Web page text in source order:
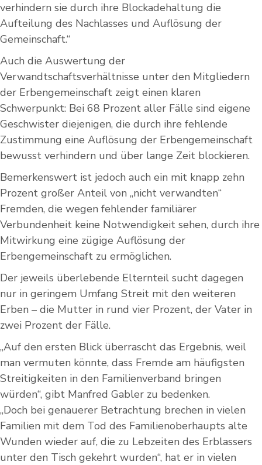
verhindern sie durch ihre Blockadehaltung die
Aufteilung des Nachlasses und Auflösung der
Gemeinschaft.“
Auch die Auswertung der
Verwandtschaftsverhältnisse unter den Mitgliedern
der Erbengemeinschaft zeigt einen klaren
Schwerpunkt: Bei 68 Prozent aller Fälle sind eigene
Geschwister diejenigen, die durch ihre fehlende
Zustimmung eine Auflösung der Erbengemeinschaft
bewusst verhindern und über lange Zeit blockieren.
Bemerkenswert ist jedoch auch ein mit knapp zehn
Prozent großer Anteil von „nicht verwandten“
Fremden, die wegen fehlender familiärer
Verbundenheit keine Notwendigkeit sehen, durch ihre
Mitwirkung eine zügige Auflösung der
Erbengemeinschaft zu ermöglichen.
Der jeweils überlebende Elternteil sucht dagegen
nur in geringem Umfang Streit mit den weiteren
Erben – die Mutter in rund vier Prozent, der Vater in
zwei Prozent der Fälle.
„Auf den ersten Blick überrascht das Ergebnis, weil
man vermuten könnte, dass Fremde am häufigsten
Streitigkeiten in den Familienverband bringen
würden“, gibt Manfred Gabler zu bedenken.
„Doch bei genauerer Betrachtung brechen in vielen
Familien mit dem Tod des Familienoberhaupts alte
Wunden wieder auf, die zu Lebzeiten des Erblassers
unter den Tisch gekehrt wurden“, hat er in vielen